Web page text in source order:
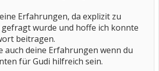
Erfahrungen, da explizit zu
gefragt wurde und hoffe ich konnte
beitragen.
auch deine Erfahrungen wenn du
für Gudi hilfreich sein.